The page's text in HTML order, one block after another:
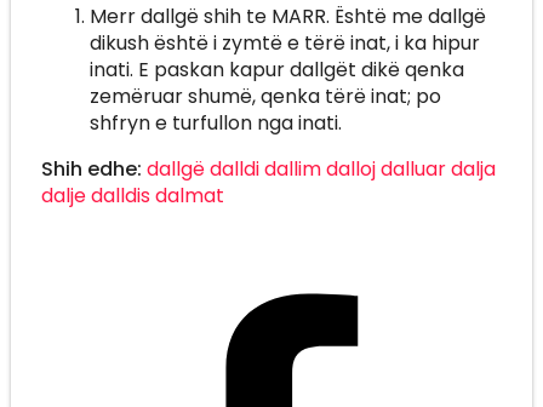
Merr dallgë shih te MARR. Është me dallgë
dikush është i zymtë e tërë inat, i ka hipur
inati. E paskan kapur dallgët dikë qenka
zemëruar shumë, qenka tërë inat; po
shfryn e turfullon nga inati.
Shih edhe: dallgëdalldidallimdallojdalluardalja
daljedalldisdalmat